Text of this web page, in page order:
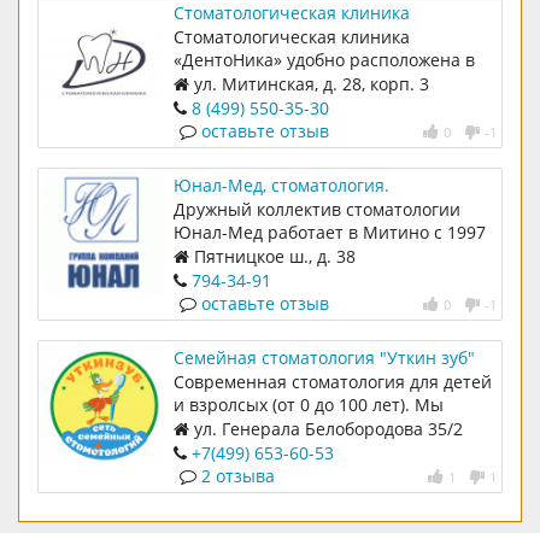
Стоматологическая клиника
"ДентоНика"
Стоматологическая клиника
«ДентоНика» удобно расположена в
шаговой доступности от метро
Митино, в новом жилом комплексе
«LIFE-Митинская ECOPARK» и
представляет жителям района
Митино, современный подход к
вопросу лечения детей и взрослых,
начиная с профилактики болезней
зубов, профессиональной гигиены,
лечения кариеса, отбеливания и
заканчивая исправлением прикуса,
протезированием и имплантацией.
ул. Митинская, д. 28, корп. 3
8 (499) 550-35-30
0 -1
оставьте отзыв
Юнал-Мед, стоматология.
Дружный коллектив стоматологии
Юнал-Мед работает в Митино с 1997
года.Пятницкое ш., д. 38
794-34-91
0 -1
оставьте отзыв
Семейная стоматология "Уткин зуб"
Современная стоматология для детей
и взролсых (от 0 до 100 лет). Мы
занимаемся профилактикой и
лечением широкого спектра
заболеваний полости рта. В нашей
клинике только лучшее современное
стомтаологическое оборудование.
ул. Генерала Белобородова 35/2
(ост.Бассейн). Ежедневно, без
выходных с 10.00 до 21.00 часа.
+7(499) 653-60-53
1 1
2 отзыва